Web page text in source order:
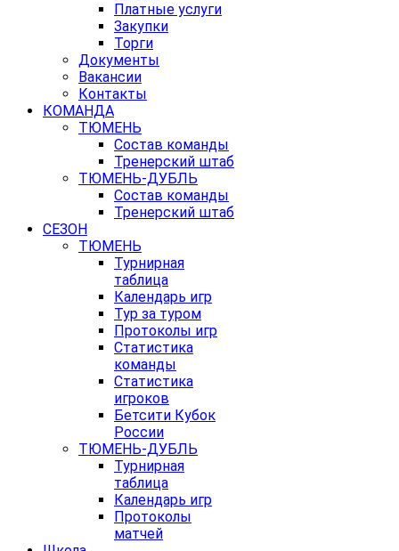
Платные услуги
Закупки
Торги
Документы
Вакансии
Контакты
КОМАНДА
ТЮМЕНЬ
Состав команды
Тренерский штаб
ТЮМЕНЬ-ДУБЛЬ
Состав команды
Тренерский штаб
СЕЗОН
ТЮМЕНЬ
Турнирная
таблица
Календарь игр
Тур за туром
Протоколы игр
Статистика
команды
Статистика
игроков
Бетсити Кубок
России
ТЮМЕНЬ-ДУБЛЬ
Турнирная
таблица
Календарь игр
Протоколы
матчей